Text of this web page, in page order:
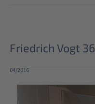
Friedrich Vogt 36
04/2016